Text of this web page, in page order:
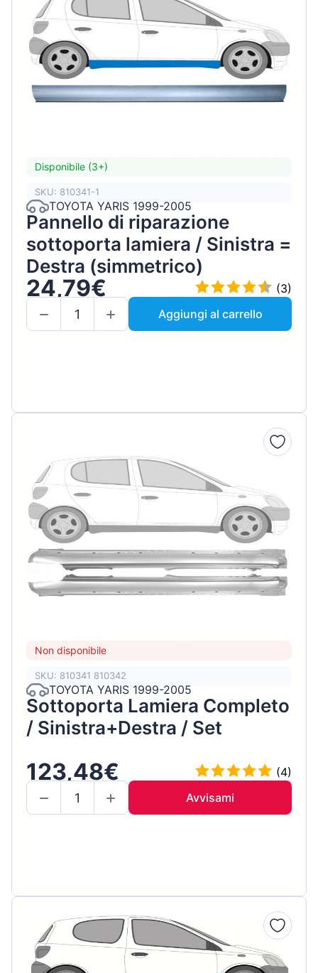
Disponibile (3+)
SKU: 810341-1
TOYOTA YARIS 1999-2005
Pannello di riparazione
sottoporta lamiera / Sinistra =
Destra (simmetrico)
24,79€
(3)
Aggiungi al carrello
Non disponibile
SKU: 810341 810342
TOYOTA YARIS 1999-2005
Sottoporta Lamiera Completo
/ Sinistra+Destra / Set
123,48€
(4)
Avvisami